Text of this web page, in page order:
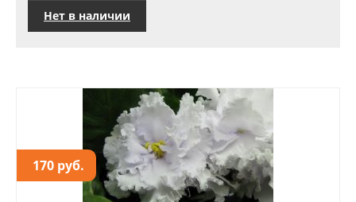
Нет в наличии
170 руб.